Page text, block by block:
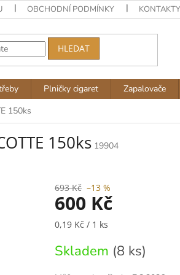
OBCHODNÍ PODMÍNKY KONTAKTY
HLEDAT
Plničky cigaret Zapalovače
150ks
150ks 19904
693 Kč –13 %
600 Kč
Měrná
0,19 Kč / 1 ks
Skladem (8 ks)